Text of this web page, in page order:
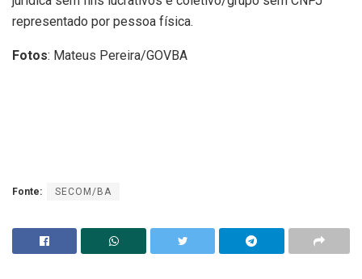
representado por pessoa física.
Fotos: Mateus Pereira/GOVBA
Fonte: SECOM/BA